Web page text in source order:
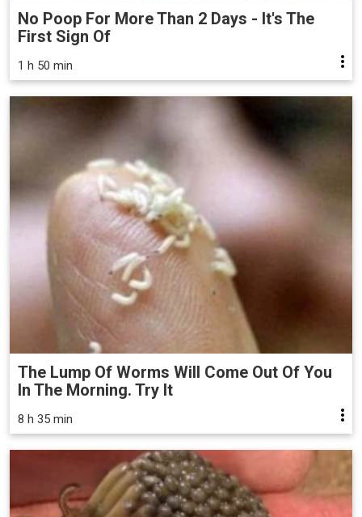
No Poop For More Than 2 Days - It's The
First Sign Of
1 h 50 min
The Lump Of Worms Will Come Out Of You
In The Morning. Try It
8 h 35 min